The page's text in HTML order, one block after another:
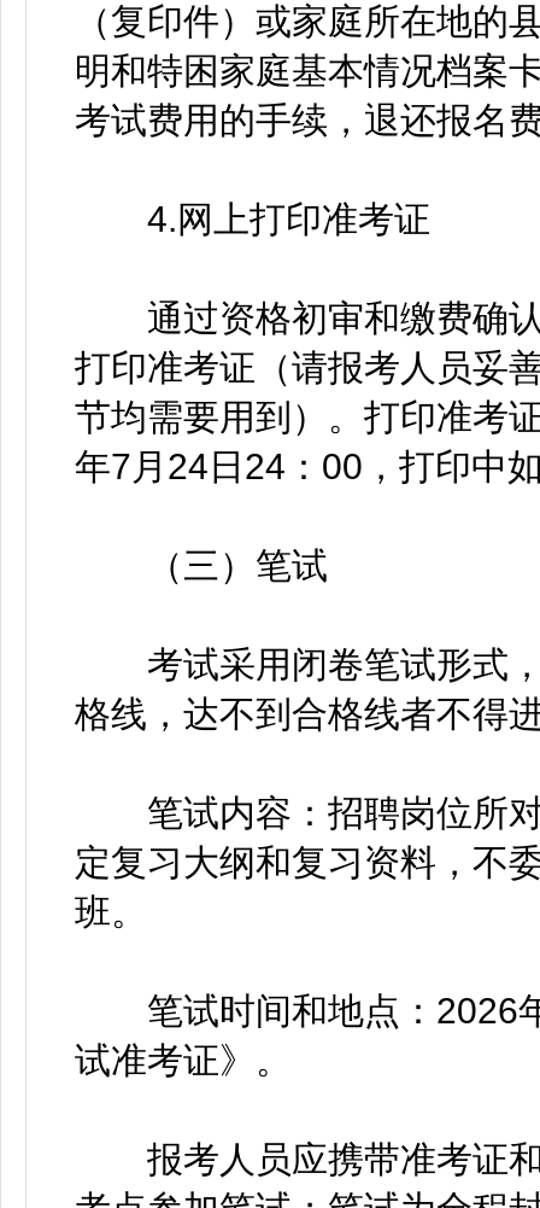
（复印件）或家庭所在地的
明和特困家庭基本情况档案
考试费用的手续，退还报名
4.网上打印准考证
通过资格初审和缴费确认
打印准考证（请报考人员妥
节均需要用到）。打印准考
年7月24日24：00，打印中
（三）笔试
考试采用闭卷笔试形式，
格线，达不到合格线者不得
笔试内容：招聘岗位所对
定复习大纲和复习资料，不
班。
笔试时间和地点：2026
试准考证》。
报考人员应携带准考证和